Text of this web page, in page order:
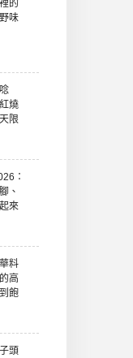
的
味
燒
限
：
、
來
料
高
飽
頭